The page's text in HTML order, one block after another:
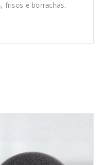
frisos e borrachas.